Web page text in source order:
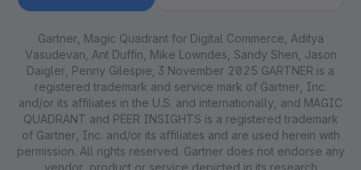
Gartner, Magic Quadrant for Digital Commerce, Aditya
Vasudevan, Ant Duffin, Mike Lowndes, Sandy Shen, Jason
Daigler, Penny Gilespie; 3 November 2025 GARTNER is a
registered trademark and service mark of Gartner, Inc.
and/or its affiliates in the U.S. and internationally, and MAGIC
QUADRANT and PEER INSIGHTS is a registered trademark
of Gartner, Inc. and/or its affiliates and are used herein with
permission. All rights reserved. Gartner does not endorse any